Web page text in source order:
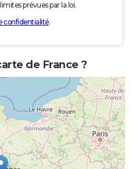
prévues par la loi.
confidentialité.
de France ?